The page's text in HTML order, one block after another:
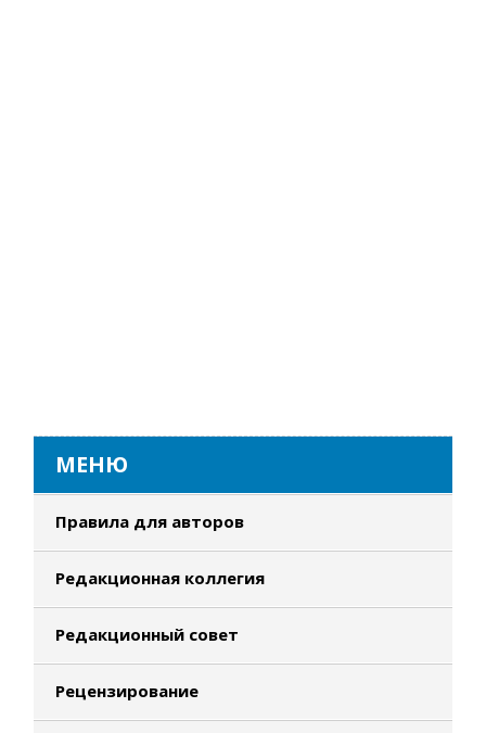
МЕНЮ
Правила для авторов
Редакционная коллегия
Редакционный совет
Рецензирование